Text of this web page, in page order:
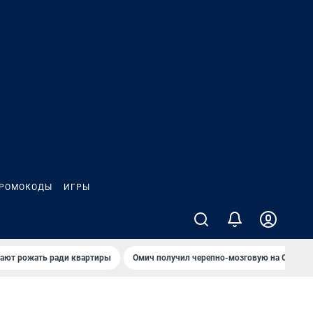
ИГРЫ
рожать ради квартиры Омич получил черепно-мозговую на ОНПЗ